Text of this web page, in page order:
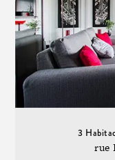
3
rue